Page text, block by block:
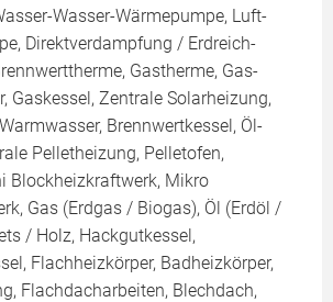
Wasser-Wärmepumpe, Luft-
Direktverdampfung / Erdreich-
Gastherme, Gas-
Gaskessel, Zentrale Solarheizung,
Brennwertkessel, Öl-
Pelletheizung, Pelletofen,
Blockheizkraftwerk, Mikro
Gas (Erdgas / Biogas), Öl (Erdöl /
/ Holz, Hackgutkessel,
Flachheizkörper, Badheizkörper,
Flachdacharbeiten, Blechdach,